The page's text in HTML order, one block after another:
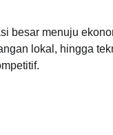
besar menuju
lokal, hingga